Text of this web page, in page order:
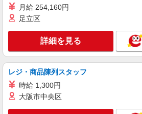
株式会社kotrio /●NG-H-2029409
夕方までのデイサー
時給1500円〜2125
通費全支給(ガソリン代
北区｜最寄り：平安
キープ
正社員
月給 254,160円
足立区
詳細を見る
レジ・商品陳列スタッフ
時給 1,300円
大阪市中央区